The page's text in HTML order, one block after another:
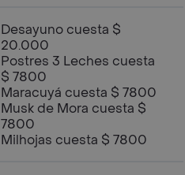
Desayuno cuesta $
20.000
Postres 3 Leches cuesta
$ 7800
Maracuyá cuesta $ 7800
Musk de Mora cuesta $
7800
Milhojas cuesta $ 7800